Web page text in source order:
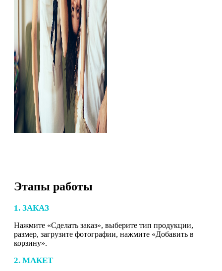
Этапы работы
1. ЗАКАЗ
Нажмите «Сделать заказ», выберите тип продукции,
размер, загрузите фотографии, нажмите «Добавить в
корзину».
2. МАКЕТ